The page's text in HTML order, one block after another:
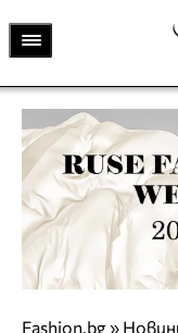
Fashion.bg»